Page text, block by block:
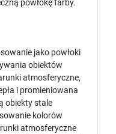
powłokę farby.
jako powłoki
obiektów
atmosferyczne,
i promieniowana
obiekty stale
kolorów
atmosferyczne